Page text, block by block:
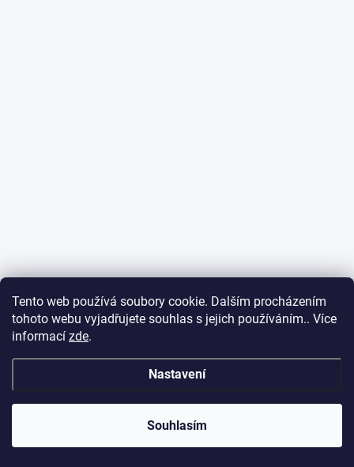
Tento web používá soubory cookie. Dalším procházením
tohoto webu vyjadřujete souhlas s jejich používáním.. Více
informací zde.
Nastavení
Souhlasím